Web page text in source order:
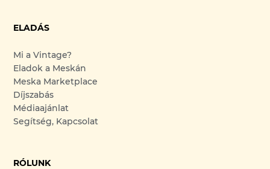
ELADÁS
Mi a Vintage?
Eladok a Meskán
Meska Marketplace
Díjszabás
Médiaajánlat
Segítség, Kapcsolat
RÓLUNK